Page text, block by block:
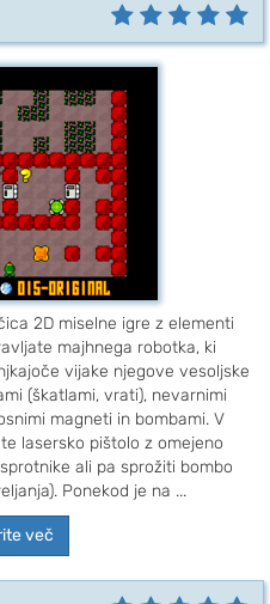
2D miselne igre z elementi
majhnega robotka, ki
vijake njegove vesoljske
(škatlami, vrati), nevarnimi
magneti in bombami. V
lasersko pištolo z omejeno
ali pa sprožiti bombo
Ponekod je na ...
več